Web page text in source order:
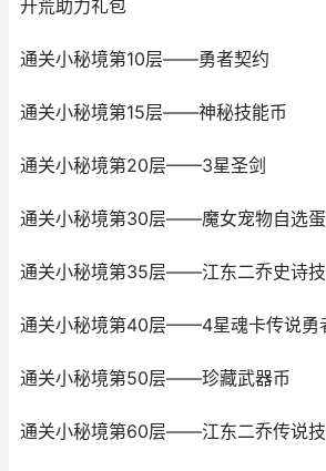
开荒助力礼包
通关小秘境第10层——勇者契约
通关小秘境第15层——神秘技能币
通关小秘境第20层——3星圣剑
通关小秘境第30层——魔女宠物自选蛋
通关小秘境第35层——江东二乔史诗
通关小秘境第40层——4星魂卡传说勇
通关小秘境第50层——珍藏武器币
通关小秘境第60层——江东二乔传说